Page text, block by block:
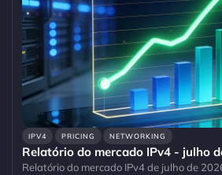
IPV4 PRICING NETWORKING
Relatório do mercado IPv4 - julho
Relatório do mercado IPv4 de julho de